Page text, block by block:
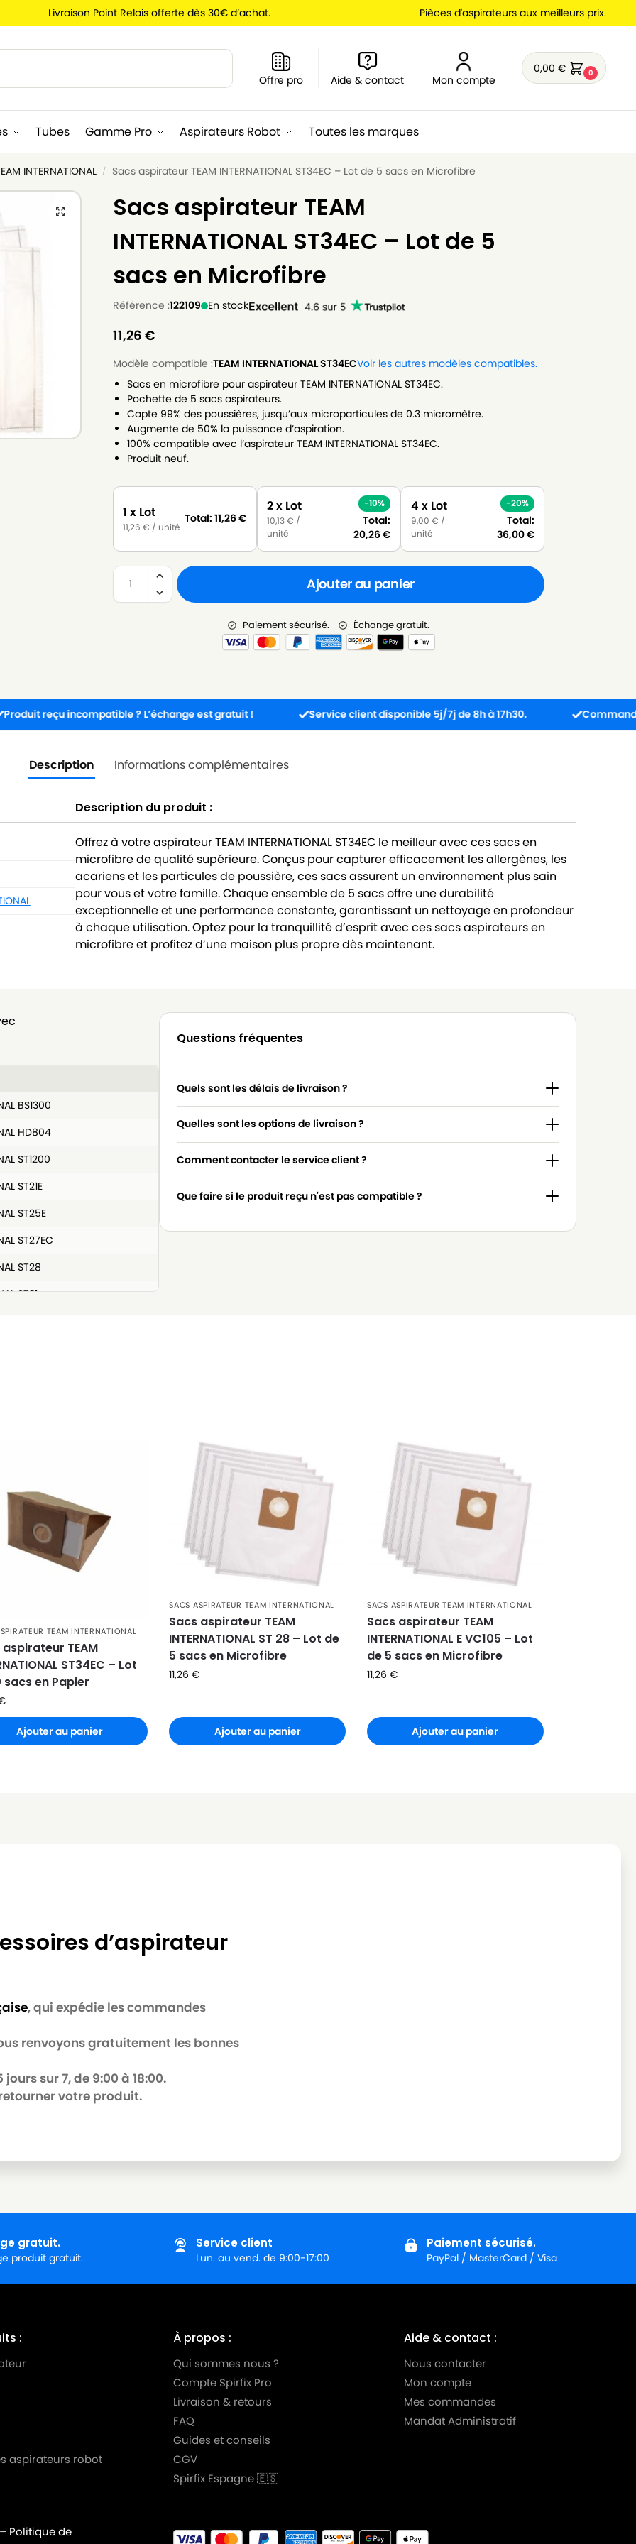
Livraison Point Relais offerte dès 30€ d’achat. Pièces d'aspirateurs aux meilleurs prix.
Offre pro Aide & contact Mon compte
0,00€ 0
Tubes Gamme Pro Aspirateurs Robot Toutes les marques
INTERNATIONAL / Sacs aspirateur TEAM INTERNATIONAL ST34EC – Lot de 5 sacs en Microfibre
Sacs aspirateur TEAM
INTERNATIONAL ST34EC – Lot de 5
sacs en Microfibre
Référence :122109 En stock
11,26 €
Modèle compatible :TEAM INTERNATIONAL ST34ECVoir les autres modèles compatibles.
Sacs en microfibre pour aspirateur TEAM INTERNATIONAL ST34EC.
Pochette de 5 sacs aspirateurs.
Capte 99% des poussières, jusqu’aux microparticules de 0.3 micromètre.
Augmente de 50% la puissance d’aspiration.
100% compatible avec l’aspirateur TEAM INTERNATIONAL ST34EC.
Produit neuf.
1 x Lot
11,26€ / unité
Total: 11,26€
2 x Lot
10,13€ /
unité
-10%
Total:
20,26€
4 x Lot
9,00 € /
unité
-20%
Total:
36,00€
Ajouter au panier
Paiement sécurisé. Échange gratuit.
reçu incompatible ? L’échange est gratuit ! Service client disponible 5j/7j de 8h à 17h30. Commandez
Description Informations complémentaires
Description du produit :
Offrez à votre aspirateur TEAM INTERNATIONAL ST34EC le meilleur avec ces sacs en
microfibre de qualité supérieure. Conçus pour capturer efficacement les allergènes, les
acariens et les particules de poussière, ces sacs assurent un environnement plus sain
pour vous et votre famille. Chaque ensemble de 5 sacs offre une durabilité
exceptionnelle et une performance constante, garantissant un nettoyage en profondeur
à chaque utilisation. Optez pour la tranquillité d’esprit avec ces sacs aspirateurs en
microfibre et profitez d’une maison plus propre dès maintenant.
BS1300
HD804
ST1200
ST21E
ST25E
ST27EC
ST28
ST31
ST36E
Questions fréquentes
Quels sont les délais de livraison ?
Quelles sont les options de livraison ?
Comment contacter le service client ?
Que faire si le produit reçu n'est pas compatible ?
TEAM INTERNATIONAL
aspirateur TEAM
ST34EC – Lot
sacs en Papier
Ajouter au panier
SACS ASPIRATEUR TEAM INTERNATIONAL
Sacs aspirateur TEAM
INTERNATIONAL ST 28 – Lot de
5 sacs en Microfibre
11,26€
Ajouter au panier
SACS ASPIRATEUR TEAM INTERNATIONAL
Sacs aspirateur TEAM
INTERNATIONAL E VC105 – Lot
de 5 sacs en Microfibre
11,26€
Ajouter au panier
d’aspirateur
, qui expédie les commandes
renvoyons gratuitement les bonnes
sur 7, de 9:00 à 18:00.
votre produit.
gratuit.
produit gratuit.
Service client
Lun. au vend. de 9:00-17:00
Paiement sécurisé.
PayPal / MasterCard / Visa
:
aspirateurs robot
À propos :
Qui sommes nous ?
Compte Spirfix Pro
Livraison & retours
FAQ
Guides et conseils
CGV
Spirfix Espagne 🇪🇸
Aide & contact :
Nous contacter
Mon compte
Mes commandes
Mandat Administratif
– Politique de